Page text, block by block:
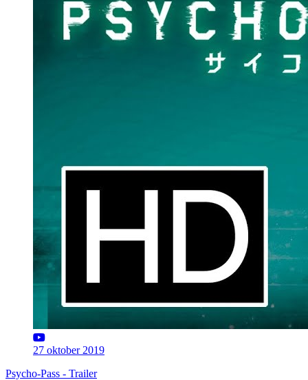
27 oktober 2019
Psycho-Pass - Trailer